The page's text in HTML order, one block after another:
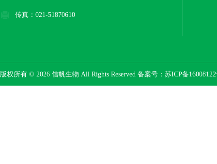
传真：021-51870610
版权所有 © 2026 信帆生物 All Rights Reserved 备案号： 苏ICP备